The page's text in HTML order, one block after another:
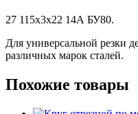
27 115х3х22 14А БУ80.
Для универсальной резки
различных марок сталей.
Похожие товары